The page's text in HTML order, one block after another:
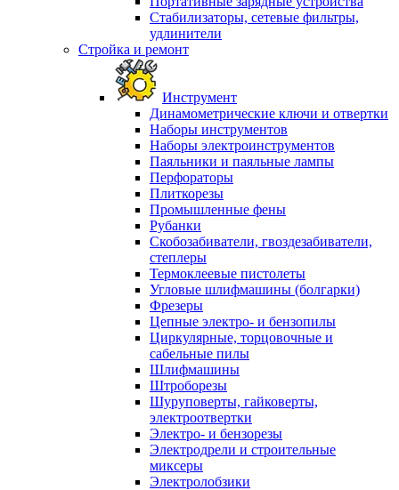
Стабилизаторы, сетевые фильтры,
удлинители
Стройка и ремонт
Инструмент
Динамометрические ключи и отвертки
Наборы инструментов
Наборы электроинструментов
Паяльники и паяльные лампы
Перфораторы
Плиткорезы
Промышленные фены
Рубанки
Скобозабиватели, гвоздезабиватели,
степлеры
Термоклеевые пистолеты
Угловые шлифмашины (болгарки)
Фрезеры
Цепные электро- и бензопилы
Циркулярные, торцовочные и
сабельные пилы
Шлифмашины
Штроборезы
Шуруповерты, гайковерты,
электроотвертки
Электро- и бензорезы
Электродрели и строительные
миксеры
Электролобзики